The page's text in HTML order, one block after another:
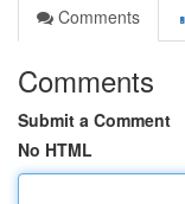
Comments
Comments
Submit a Comment
No HTML